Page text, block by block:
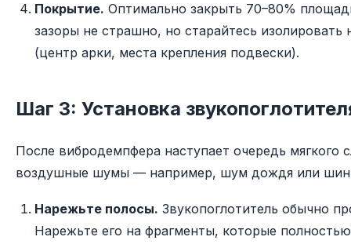
Покрытие. Оптимально закрыть 70–80%
зазоры не страшно, но старайтесь
(центр арки, места крепления подвески).
Шаг 3: Установка
После вибродемпфера наступает очередь мягкого
воздушные шумы — например, шум дождя или
Нарежьте полосы. Звукопоглотитель обычно
Нарежьте его на фрагменты, которые